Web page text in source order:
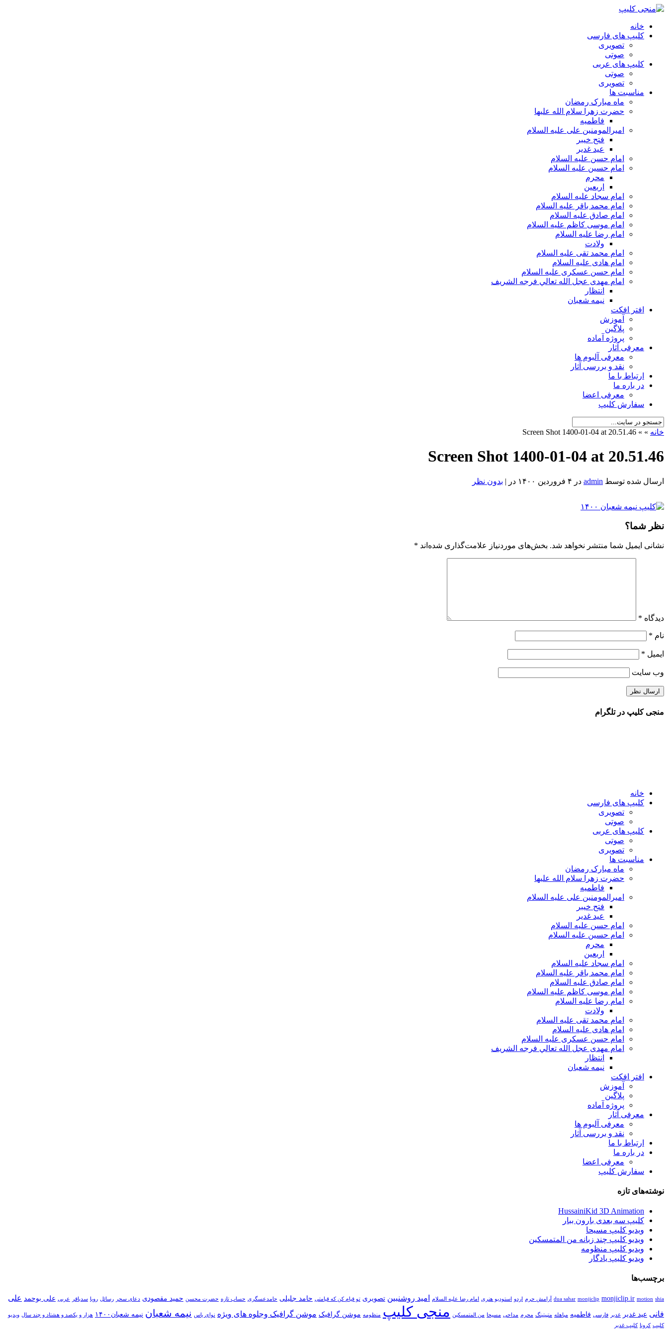
خانه
کلیپ های فارسی
تصویری
صوتی
کلیپ های عربی
صوتی
تصویری
مناسبت ها
ماه مبارک رمضان
حضرت زهرا سلام الله علیها
فاطمیه
امیرالمومنین علی علیه السلام
فتح خیبر
عید غدیر
امام حسن علیه السلام
امام حسین علیه السلام
محرم
اربعین
امام سجاد علیه السلام
امام محمد باقر علیه السلام
امام صادق علیه السلام
امام موسی کاظم علیه السلام
امام رضا علیه السلام
ولادت
امام محمد تقی علیه السلام
امام هادی علیه السلام
امام حسن عسکری علیه السلام
امام مهدی عجل الله تعالي فرجه الشريف
انتظار
نیمه شعبان
افتر افکت
آموزش
پلاگین
پروژه آماده
معرفی آثار
معرفی آلبوم ها
نقد و بررسی آثار
ارتباط با ما
در باره ما
معرفی اعضا
سفارش کلیپ
خانه »
»
Screen Shot 1400-01-04 at 20.51.46
ارسال شده توسط admin در ۴ فروردین ۱۴۰۰ در |
بدون نظر
Shot
01-
04
20.51.46Reviewed
نظر شما؟
نشانی ایمیل شما منتشر نخواهد شد. بخش‌های موردنیاز علامت‌گذاری شده‌اند *
دیدگاه *
نام *
ایمیل *
وب‌ سایت
منجی کلیپ در تلگرام
خانه
کلیپ های فارسی
تصویری
صوتی
کلیپ های عربی
صوتی
تصویری
مناسبت ها
ماه مبارک رمضان
حضرت زهرا سلام الله علیها
فاطمیه
امیرالمومنین علی علیه السلام
فتح خیبر
عید غدیر
امام حسن علیه السلام
امام حسین علیه السلام
محرم
اربعین
امام سجاد علیه السلام
امام محمد باقر علیه السلام
امام صادق علیه السلام
امام موسی کاظم علیه السلام
امام رضا علیه السلام
ولادت
امام محمد تقی علیه السلام
امام هادی علیه السلام
امام حسن عسکری علیه السلام
امام مهدی عجل الله تعالي فرجه الشريف
انتظار
نیمه شعبان
افتر افکت
آموزش
پلاگین
پروژه آماده
معرفی آثار
معرفی آلبوم ها
نقد و بررسی آثار
ارتباط با ما
در باره ما
معرفی اعضا
سفارش کلیپ
نوشته‌های تازه
HussainiKid 3D Animation
کلیپ سه بعدی بارون ببار
ویدیو کلیپ مسیحا
ویدیو کلیپ چند زبانه من المتمسکین
ویدیو کلیپ منظومه
ویدیو کلیپ یادگار
برچسب‌ها
dua sahar monjiclip monjiclip.ir motion shia آرامش حرم اردو استودیو هنری امام رضا علیه السلام امید روشنبین تصویری تو قیام کن که قیامتی حامد جلیلی حامدعسگری حساب تازه حضرت محسن حمید مقصودی دعای سحر رسائل رویا سدباقر عربی علی بوحمد علی
فانی عید غدیر غدیر فارسی فاطمیه مباهله متپیتینگ محرم مداحی مسیحا من المتمسکین منجی کلیپ منظومه موشن گرافیک موشن گرافیک وجلوه های ویژه نوای یاس نیمه شعبان نیمه شعبان۱۴۰۰ هزار و یکصد و هشتاد و چند سال ویدیو
کلیپ کرونا کلیپ غدیر